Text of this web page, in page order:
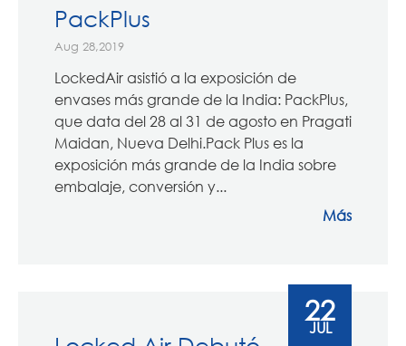
PackPlus
Aug 28,2019
LockedAir asistió a la exposición de
envases más grande de la India: PackPlus,
que data del 28 al 31 de agosto en Pragati
Maidan, Nueva Delhi.Pack Plus es la
exposición más grande de la India sobre
embalaje, conversión y...
Más
22
JUL